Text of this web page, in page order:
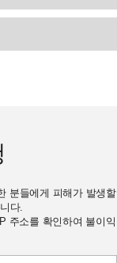
분들에게 피해가 발생할
다.
주소를 확인하여 불이익